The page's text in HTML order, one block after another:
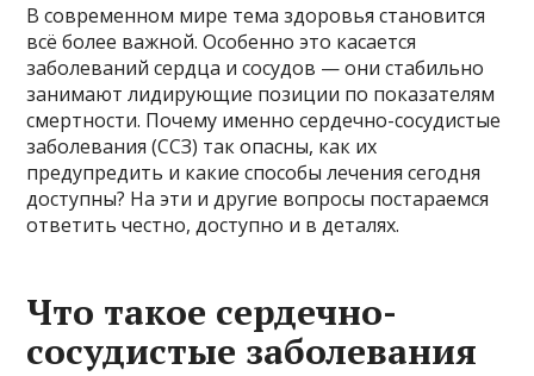
В современном мире тема здоровья становится
всё более важной. Особенно это касается
заболеваний сердца и сосудов — они стабильно
занимают лидирующие позиции по показателям
смертности. Почему именно сердечно-сосудистые
заболевания (ССЗ) так опасны, как их
предупредить и какие способы лечения сегодня
доступны? На эти и другие вопросы постараемся
ответить честно, доступно и в деталях.
Что такое сердечно-
сосудистые заболевания